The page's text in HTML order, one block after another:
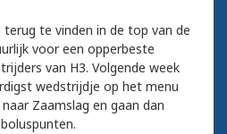
te vinden in de top van de
voor een opperbeste
van H3. Volgende week
wedstrijdje op het menu
Zaamslag en gaan dan